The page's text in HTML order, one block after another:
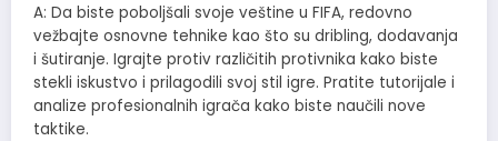
A: Da biste poboljšali svoje veštine u FIFA, redovno
vežbajte osnovne tehnike kao što su dribling, dodavanja
i šutiranje. Igrajte protiv različitih protivnika kako biste
stekli iskustvo i prilagodili svoj stil igre. Pratite tutorijale i
analize profesionalnih igrača kako biste naučili nove
taktike.